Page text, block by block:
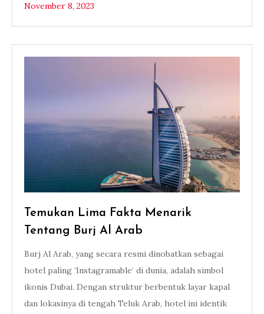
November 8, 2023
Temukan Lima Fakta Menarik
Tentang Burj Al Arab
Burj Al Arab, yang secara resmi dinobatkan sebagai
hotel paling ‘Instagramable‘ di dunia, adalah simbol
ikonis Dubai. Dengan struktur berbentuk layar kapal
dan lokasinya di tengah Teluk Arab, hotel ini identik